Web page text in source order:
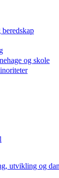
og skole
utvikling og